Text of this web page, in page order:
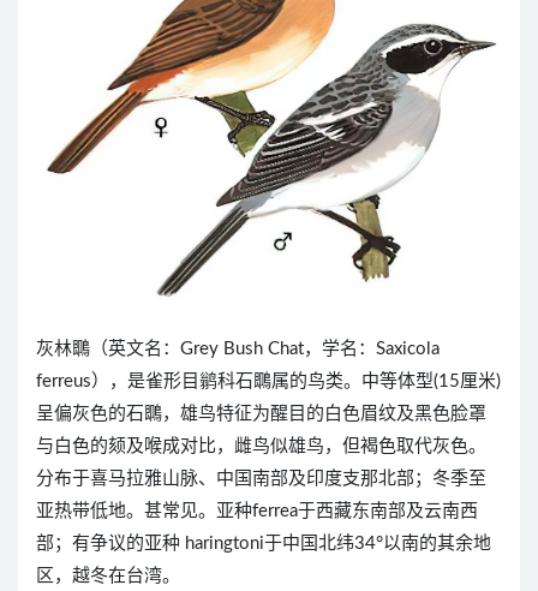
灰林䳭（英文名：Grey Bush Chat，学名：Saxicola
ferreus），是雀形目鹟科石䳭属的鸟类。中等体型(15厘米)
呈偏灰色的石䳭，雄鸟特征为醒目的白色眉纹及黑色脸罩
与白色的颏及喉成对比，雌鸟似雄鸟，但褐色取代灰色。
分布于喜马拉雅山脉、中国南部及印度支那北部；冬季至
亚热带低地。甚常见。亚种ferrea于西藏东南部及云南西
部；有争议的亚种 haringtoni于中国北纬34°以南的其余地
区，越冬在台湾。